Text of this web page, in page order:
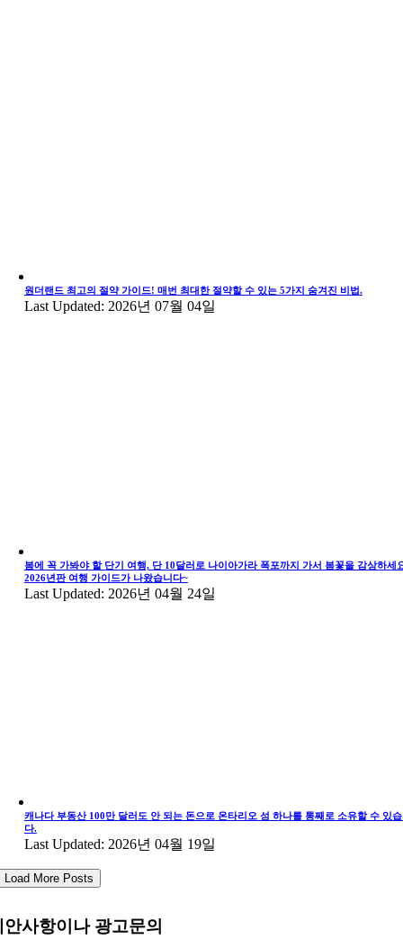
원더랜드 최고의 절약 가이드! 매번 최대한 절약할 수 있는 5가지 숨겨진 비법.
Last Updated: 2026년 07월 04일
봄에 꼭 가봐야 할 단기 여행, 단 10달러로 나이아가라 폭포까지 가서 봄꽃을 감상하세
2026년판 여행 가이드가 나왔습니다~
Last Updated: 2026년 04월 24일
캐나다 부동산 100만 달러도 안 되는 돈으로 온타리오 섬 하나를 통째로 소유할 수 있
다.
Last Updated: 2026년 04월 19일
Load More Posts
안사항이나 광고문의